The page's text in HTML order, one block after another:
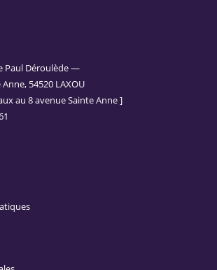
Paul Déroulède —
54520 LAXOU
au 8 avenue Sainte Anne ]